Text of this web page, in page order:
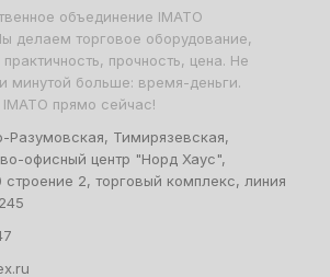
объединение IMATO
делаем торговое оборудование,
прочность, цена. Не
минутой больше: время-деньги.
прямо сейчас!
Разумовская, Тимирязевская,
офисный центр "Норд Хаус",
2, торговый комплекс, линия